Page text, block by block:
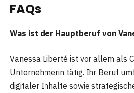
FAQs
Was ist der Hauptberuf von
Vanessa Liberté ist vor allem als
Unternehmerin tätig. Ihr Beruf
digitaler Inhalte sowie